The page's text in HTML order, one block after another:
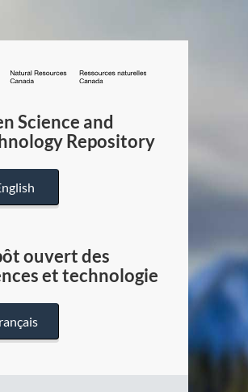
/
Canada
Science and
Repository
ouvert des
et technologie